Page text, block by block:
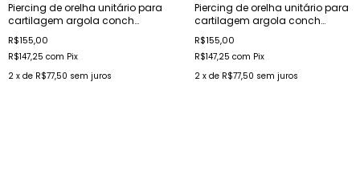
Piercing de orelha unitário para
cartilagem argola conch
cravejada em aço dourado
R$155,00
R$147,25 com Pix
2 x de R$77,50 sem juros
Piercing de orelha unitário para
cartilagem argola conch
cravejada em aço
R$155,00
R$147,25 com Pix
2 x de R$77,50 sem juros